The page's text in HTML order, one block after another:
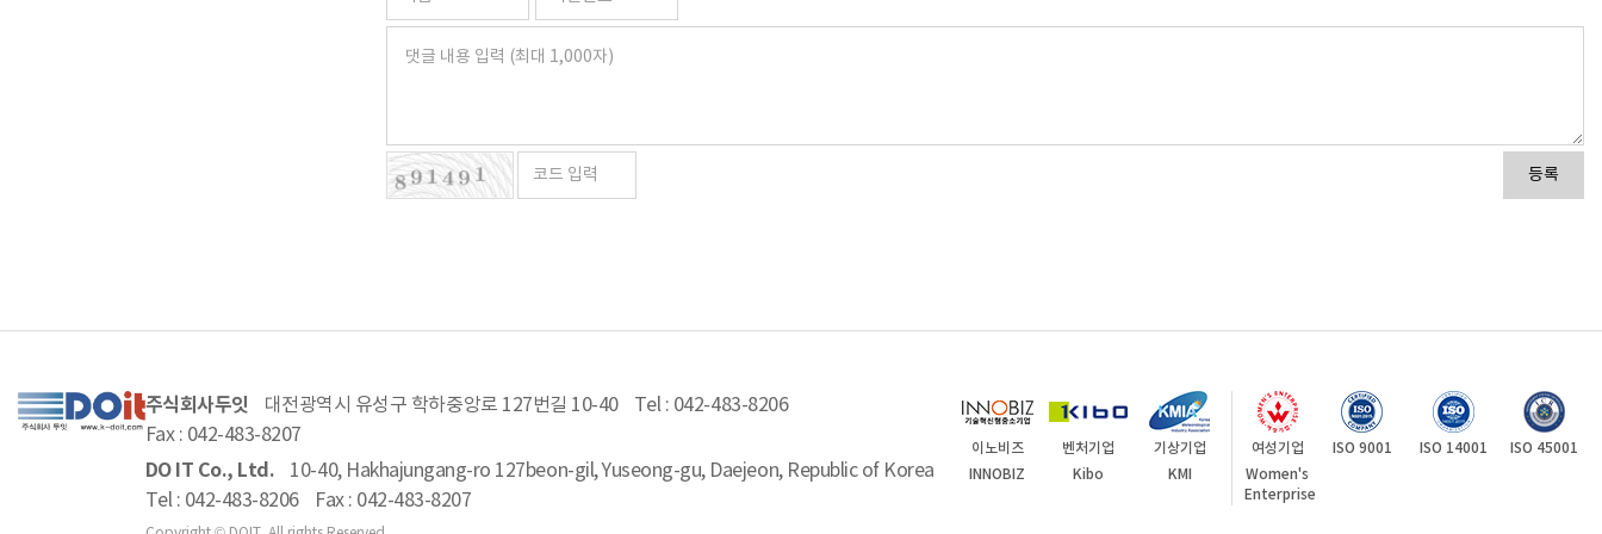
등록
주식회사두잇 대전광역시 유성구 학하중앙로 127번길 10-40
Tel : 042-483-8206
Fax : 042-483-8207
DO IT Co., Ltd.
10-40, Hakhajungang-ro 127beon-gil, Yuseong-gu, Daejeon, Republic of Korea
Tel : 042-483-8206
Fax : 042-483-8207
이노비즈
INNOBIZ
벤처기업
Kibo
기상기업
KMI
여성기업
Women's
Enterprise
ISO 9001 ISO 14001 ISO 45001